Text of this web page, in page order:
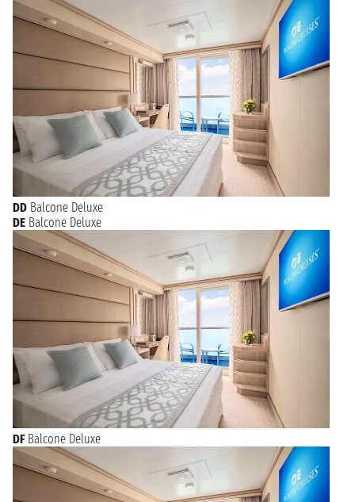
DD Balcone Deluxe
DE Balcone Deluxe
DF Balcone Deluxe